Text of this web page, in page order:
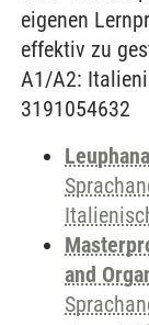
eigenen
effektiv zu
A1/A2:
3191054632
and